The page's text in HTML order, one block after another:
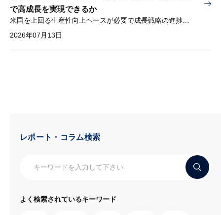
で高成長を実現できるか
米国を上回る生産性向上ペースが必要で成長戦略の進捗管理も課題
2026年07月13日
レポート・コラム検索
よく検索されているキーワード